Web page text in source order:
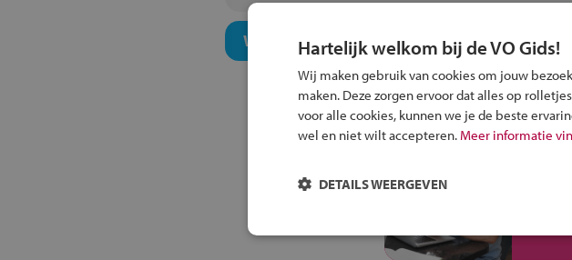
Welk onderwijsconcept past bij jou?
Alle
Hartelijk welkom bij de VO Gids!
Wij maken gebruik van cookies om jouw
maken. Deze zorgen ervoor dat alles op
voor alle cookies, kunnen we je de beste
wel en niet wilt accepteren. Meer informatie
DETAILS WEERGEVEN